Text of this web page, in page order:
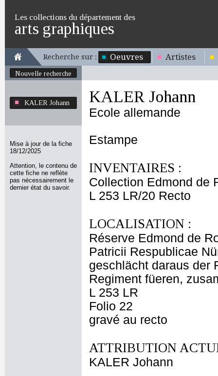
Les collections du département des
arts graphiques
Recherche sur : Oeuvres Artistes
Nouvelle recherche
KALER Johann
Mise à jour de la fiche
18/12/2025
Attention, le contenu de
cette fiche ne reflète
pas nécessairement le
dernier état du savoir.
KALER Johann
Ecole allemande
Estampe
INVENTAIRES :
Collection Edmond de
L 253 LR/20 Recto
LOCALISATION :
Réserve Edmond de
Patricii Respublicae
geschlächt daraus der
Regiment füeren,
L 253 LR
Folio 22
gravé au recto
ATTRIBUTION
KALER Johann